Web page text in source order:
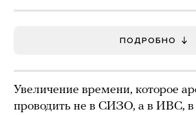
ПОДРОБНО
Увеличение времени, которое
проводить не в СИЗО, а в ИВС,